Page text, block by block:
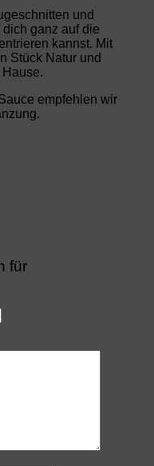
und
ganz auf die
kannst. Mit
Stück Natur und
empfehlen wir
für